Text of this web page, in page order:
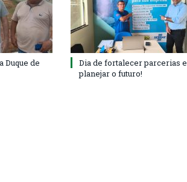
Duque de
Dia de fortalecer parcerias e
planejar o futuro!